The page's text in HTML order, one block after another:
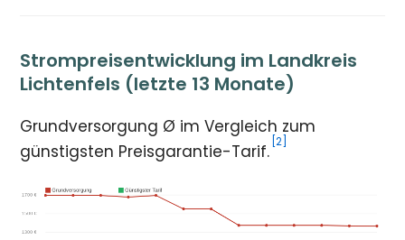
Strompreisentwicklung im Landkreis
Lichtenfels (letzte 13 Monate)
Grundversorgung Ø im Vergleich zum
günstigsten Preisgarantie-Tarif. [2]